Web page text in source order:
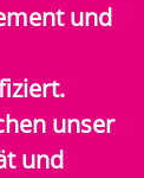
und
unser
und